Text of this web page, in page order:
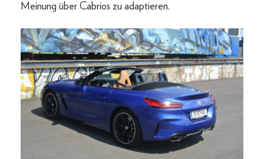
Meinung über Cabrios zu adaptieren.